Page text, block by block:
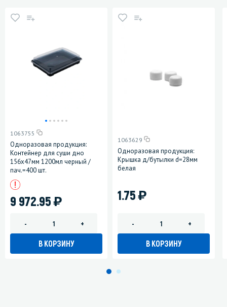
1063755
Одноразовая продукция:
Контейнер для суши дно
156х47мм 1200мл черный /
пач.=400 шт.
9 972.95)
- +
В КОРЗИНУ
1063629
Одноразовая продукция:
Крышка д/бутылки d=28мм
белая
1.75)
- +
В КОРЗИНУ